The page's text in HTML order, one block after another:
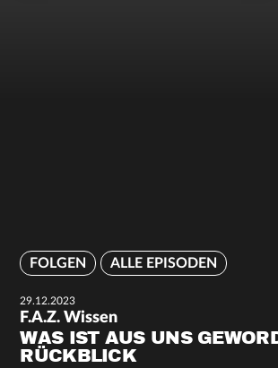
FOLGEN ALLE EPISODEN
29.12.2023
F.A.Z. Wissen
WAS IST AUS UNS
RÜCKBLICK